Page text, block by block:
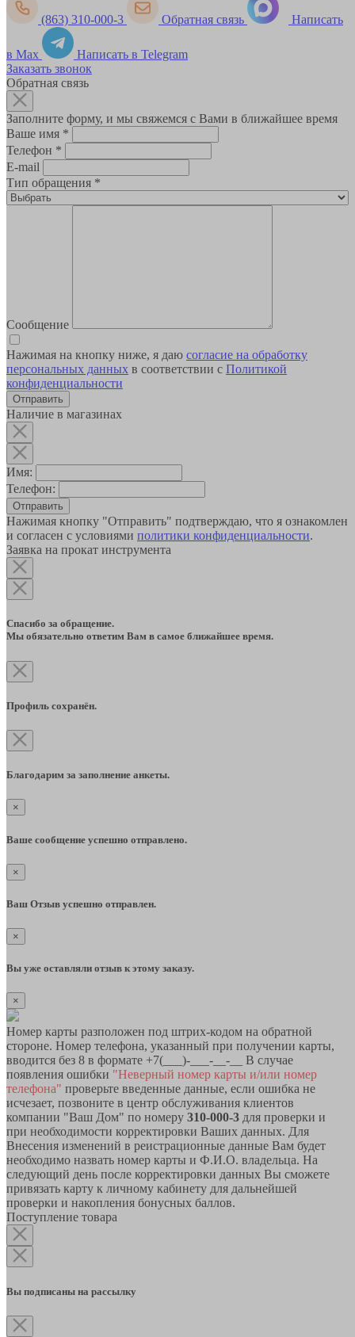
(863) 310-000-3 Обратная связь Написать
в Max
Написать в Telegram
Заказать звонок
Обратная связь
Заполните форму, и мы свяжемся с Вами в ближайшее время
Ваше имя *
Телефон *
E-mail
Тип обращения *
Сообщение
Нажимая на кнопку ниже, я даю согласие на обработку
персональных данных в соответствии с Политикой
конфиденциальности
Наличие в магазинах
Имя:
Телефон:
Отправить
Нажимая кнопку "Отправить" подтверждаю, что я ознакомлен
и согласен с условиями политики конфиденциальности.
Заявка на прокат инструмента
Спасибо за обращение.
Мы обязательно ответим Вам в самое ближайшее время.
Профиль сохранён.
Благодарим за заполнение анкеты.
×
Ваше сообщение успешно отправлено.
×
Ваш Отзыв успешно отправлен.
×
Вы уже оставляли отзыв к этому заказу.
×
Номер карты разположен под штрих-кодом на обратной
стороне. Номер телефона, указанный при получении карты,
вводится без 8 в формате +7(___)-___-__-__ В случае
появления ошибки "Неверный номер карты и/или номер
телефона" проверьте введенные данные, если ошибка не
исчезает, позвоните в центр обслуживания клиентов
компании "Ваш Дом" по номеру 310-000-3 для проверки и
при необходимости корректировки Ваших данных. Для
Внесения изменений в реистрационные данные Вам будет
необходимо назвать номер карты и Ф.И.О. владельца. На
следующий день после корректировки данных Вы сможете
привязать карту к личному кабинету для дальнейшей
проверки и накопления бонусных баллов.
Поступление товара
Вы подписаны на рассылку